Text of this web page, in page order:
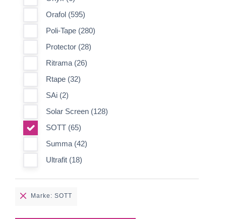
Orafol (595)
Poli-Tape (280)
Protector (28)
Ritrama (26)
Rtape (32)
SAi (2)
Solar Screen (128)
SOTT (65)
Summa (42)
Ultrafit (18)
Marke: SOTT